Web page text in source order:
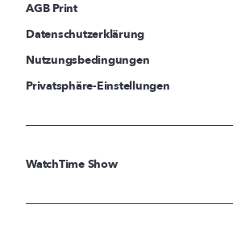
AGB Print
Datenschutzerklärung
Nutzungsbedingungen
Privatsphäre-Einstellungen
WatchTime Show